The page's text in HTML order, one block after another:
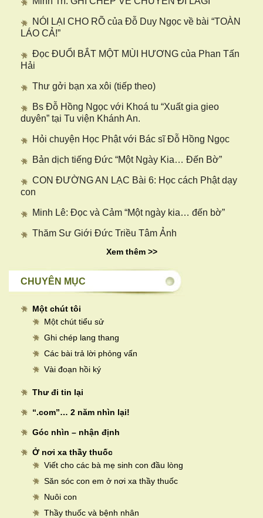
NÓI LẠI CHO RÕ của Đỗ Duy Ngọc về bài “TOÀN
LÁO CẢ!”
Đọc ĐUỔI BẮT MỘT MÙI HƯƠNG của Phan Tấn
Hải
Thư gởi bạn xa xôi (tiếp theo)
Bs Đỗ Hồng Ngọc với Khoá tu “Xuất gia gieo
duyên” tại Tu viện Khánh An.
Hỏi chuyện Học Phật với Bác sĩ Đỗ Hồng Ngọc
Bản dịch tiếng Đức “Một Ngày Kia… Đến Bờ”
CON ĐƯỜNG AN LẠC Bài 6: Học cách Phật dạy
con
Minh Lê: Đọc và Cảm “Một ngày kia… đến bờ”
Thăm Sư Giới Đức Triều Tâm Ảnh
Xem thêm >>
CHUYÊN MỤC
Một chút tôi
Một chút tiểu sử
Ghi chép lang thang
Các bài trả lời phỏng vấn
Vài đoạn hồi ký
Thư đi tin lại
“.com”… 2 năm nhìn lại!
Góc nhìn – nhận định
Ở nơi xa thầy thuốc
Viết cho các bà mẹ sinh con đầu lòng
Săn sóc con em ở nơi xa thầy thuốc
Nuôi con
Thầy thuốc và bệnh nhân